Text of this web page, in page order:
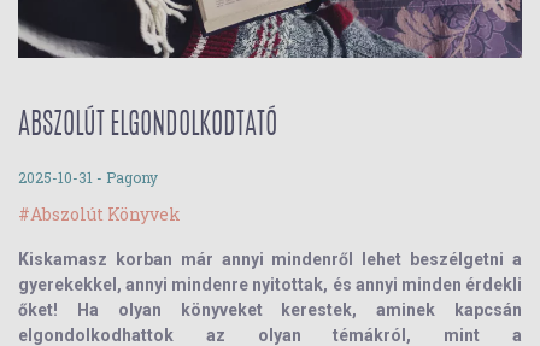
ABSZOLÚT ELGONDOLKODTATÓ
2025-10-31 - Pagony
#Abszolút Könyvek
Kiskamasz korban már annyi mindenről lehet beszélgetni a
gyerekekkel, annyi mindenre nyitottak, és annyi minden érdekli
őket! Ha olyan könyveket kerestek, aminek kapcsán
elgondolkodhattok az olyan témákról, mint a